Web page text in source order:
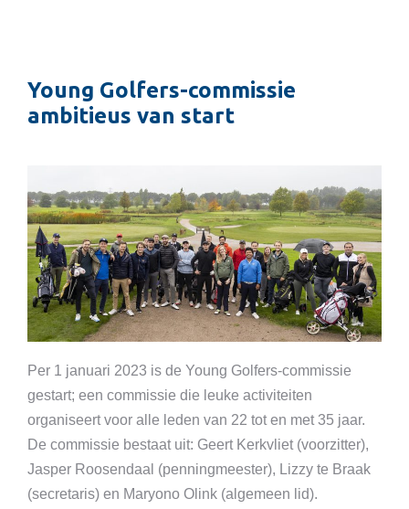
Young Golfers-commissie
ambitieus van start
Per 1 januari 2023 is de Young Golfers-commissie
gestart; een commissie die leuke activiteiten
organiseert voor alle leden van 22 tot en met 35 jaar.
De commissie bestaat uit: Geert Kerkvliet (voorzitter),
Jasper Roosendaal (penningmeester), Lizzy te Braak
(secretaris) en Maryono Olink (algemeen lid).